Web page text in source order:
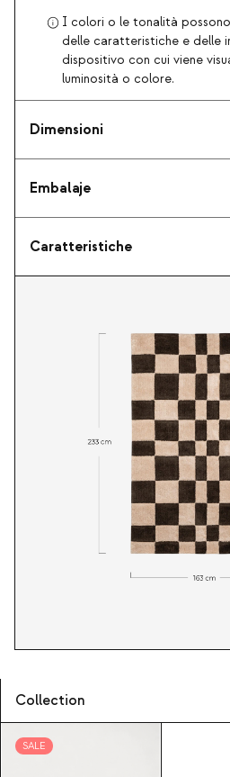
I colori o le tonalità
delle caratteristiche e delle
dispositivo con cui viene
luminosità o colore.
Dimensioni
Embalaje
Caratteristiche
Collection
SALE